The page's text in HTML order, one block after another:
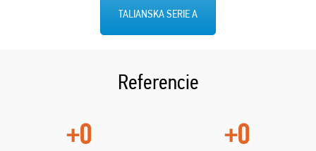
TALIANSKA SERIE A
Referencie
+0 +0